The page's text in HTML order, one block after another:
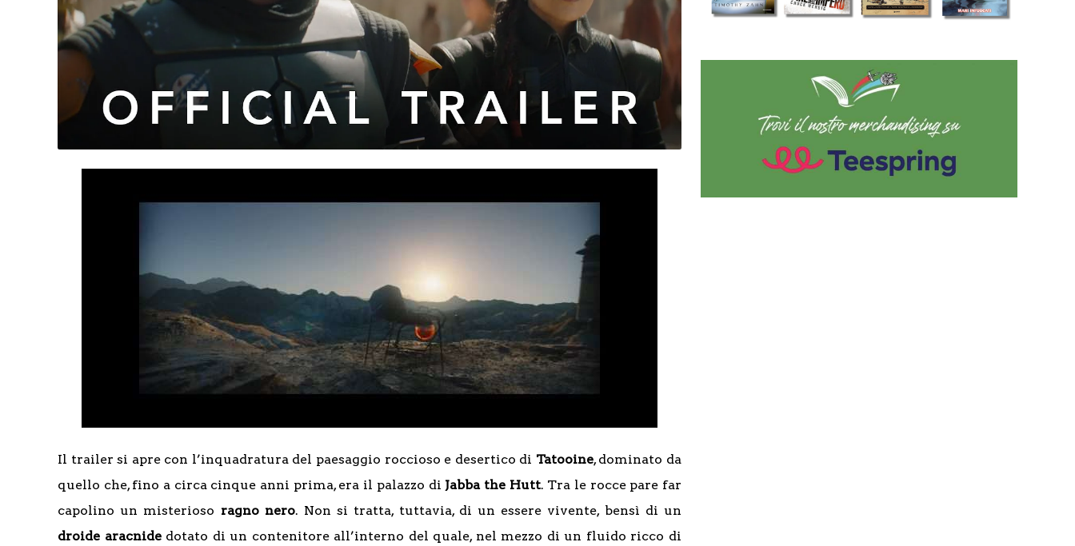
Il trailer si apre con l’inquadratura del paesaggio roccioso e desertico di Tatooine, dominato da
quello che, fino a circa cinque anni prima, era il palazzo di Jabba the Hutt. Tra le rocce pare far
capolino un misterioso ragno nero. Non si tratta, tuttavia, di un essere vivente, bensì di un
droide aracnidedotato di un contenitore all’interno del quale, nel mezzo di un fluido ricco di